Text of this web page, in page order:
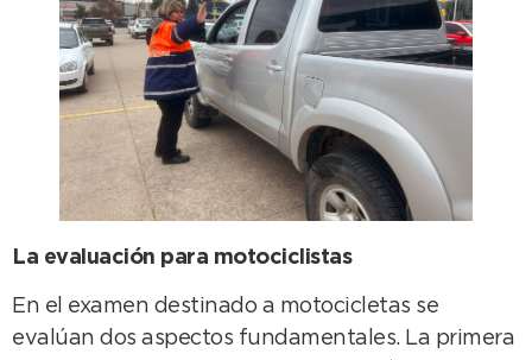
La evaluación para motociclistas
En el examen destinado a motocicletas se
evalúan dos aspectos fundamentales. La primera